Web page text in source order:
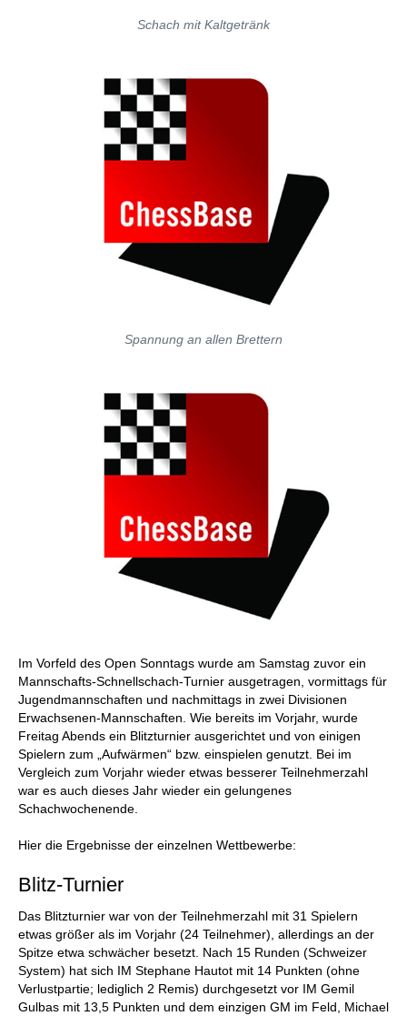
Schach mit Kaltgetränk
Spannung an allen Brettern
Im Vorfeld des Open Sonntags wurde am Samstag zuvor ein
Mannschafts-Schnellschach-Turnier ausgetragen, vormittags für
Jugendmannschaften und nachmittags in zwei Divisionen
Erwachsenen-Mannschaften. Wie bereits im Vorjahr, wurde
Freitag Abends ein Blitzturnier ausgerichtet und von einigen
Spielern zum „Aufwärmen“ bzw. einspielen genutzt. Bei im
Vergleich zum Vorjahr wieder etwas besserer Teilnehmerzahl
war es auch dieses Jahr wieder ein gelungenes
Schachwochenende.
Hier die Ergebnisse der einzelnen Wettbewerbe:
Blitz-Turnier
Das Blitzturnier war von der Teilnehmerzahl mit 31 Spielern
etwas größer als im Vorjahr (24 Teilnehmer), allerdings an der
Spitze etwa schwächer besetzt. Nach 15 Runden (Schweizer
System) hat sich IM Stephane Hautot mit 14 Punkten (ohne
Verlustpartie; lediglich 2 Remis) durchgesetzt vor IM Gemil
Gulbas mit 13,5 Punkten und dem einzigen GM im Feld, Michael